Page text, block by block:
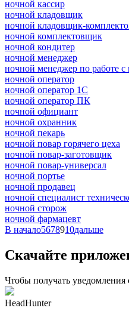
ночной кассир
ночной кладовщик
ночной кладовщик-
ночной комплектовщик
ночной кондитер
ночной менеджер
ночной менеджер по работе с
ночной оператор
ночной оператор 1С
ночной оператор ПК
ночной официант
ночной охранник
ночной пекарь
ночной повар горячего цеха
ночной повар-заготовщик
ночной повар-универсал
ночной портье
ночной продавец
ночной специалист
ночной сторож
ночной фармацевт
В начало5678910дальше
Скачайте
Чтобы получать
HeadHunter